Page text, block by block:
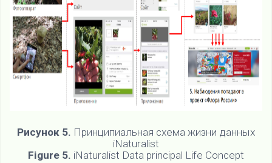
Рисунок 5. Принципиальная схема жизни данных
iNaturalist
Figure 5. iNaturalist Data principal Life Concept